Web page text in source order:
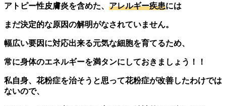
アトピー性皮膚炎を含めた、 アレルギー疾患には
まだ決定的な原因の解明がなされていません。
幅広い要因に対応出来る元気な細胞を育てるため、
常に身体のエネルギーを満タンにしておきましょう！！
私自身、花粉症を治そうと思って花粉症が改善したわけでは
ないので、